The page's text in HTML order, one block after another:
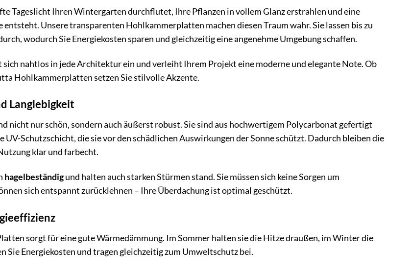
Tageslicht Ihren Wintergarten durchflutet, Ihre Pflanzen in vollem Glanz erstrahlen und eine
Unsere transparenten Hohlkammerplatten machen diesen Traum wahr. Sie lassen bis zu
wodurch Sie Energiekosten sparen und gleichzeitig eine angenehme Umgebung schaffen.
nahtlos in jede Architektur ein und verleiht Ihrem Projekt eine moderne und elegante Note. Ob
Hohlkammerplatten setzen Sie stilvolle Akzente.
Langlebigkeit
nicht nur schön, sondern auch äußerst robust. Sie sind aus hochwertigem Polycarbonat gefertigt
UV-Schutzschicht, die sie vor den schädlichen Auswirkungen der Sonne schützt. Dadurch bleiben die
klar und farbecht.
hagelbeständigund halten auch starken Stürmen stand. Sie müssen sich keine Sorgen um
sich entspannt zurücklehnen – Ihre Überdachung ist optimal geschützt.
sorgt für eine gute Wärmedämmung. Im Sommer halten sie die Hitze draußen, im Winter die
Sie Energiekosten und tragen gleichzeitig zum Umweltschutz bei.